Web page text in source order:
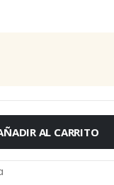
AL CARRITO